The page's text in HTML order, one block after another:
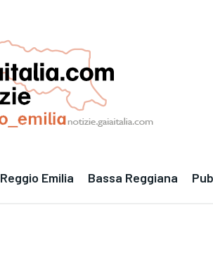
Reggio Emilia Bassa Reggiana